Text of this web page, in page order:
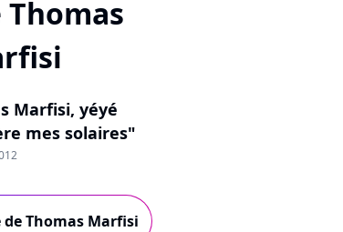
Thomas
Marfisi, yéyé
mes solaires"
Thomas Marfisi